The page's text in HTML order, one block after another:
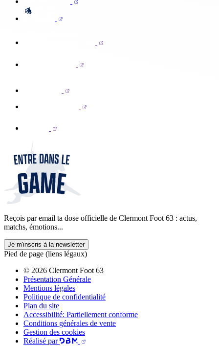
Reçois par email ta dose officielle de Clermont Foot 63 : actus,
matchs, émotions...
Je m'inscris à la newsletter
Pied de page (liens légaux)
© 2026 Clermont Foot 63
Présentation Générale
Mentions légales
Politique de confidentialité
Plan du site
Accessibilité: Partiellement conforme
Conditions générales de vente
Gestion des cookies
Réalisé par